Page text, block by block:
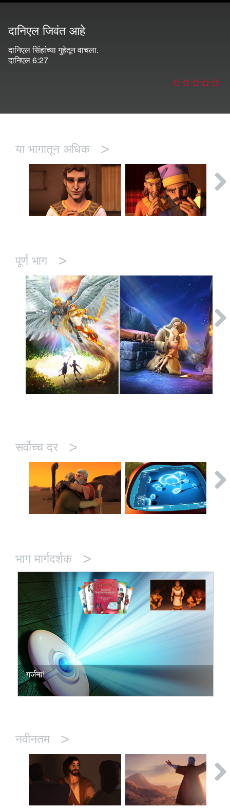
दानिएल जिवंत आहे
दानिएल सिंहांच्या गुहेतून वाचला.
दानिएल 6:27
या भागातून अधिक >
पूर्ण भाग >
सर्वोच्च दर >
भाग मार्गदर्शक >
गर्जना!
नवीनतम >